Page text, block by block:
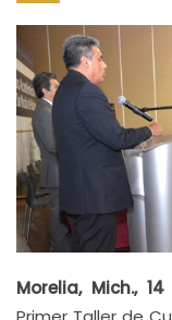
Morelia, Mich.,